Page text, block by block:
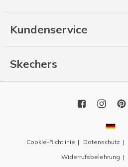
Kundenservice
Skechers
Cookie-Richtlinie Datenschutz
Widerrufsbelehrung